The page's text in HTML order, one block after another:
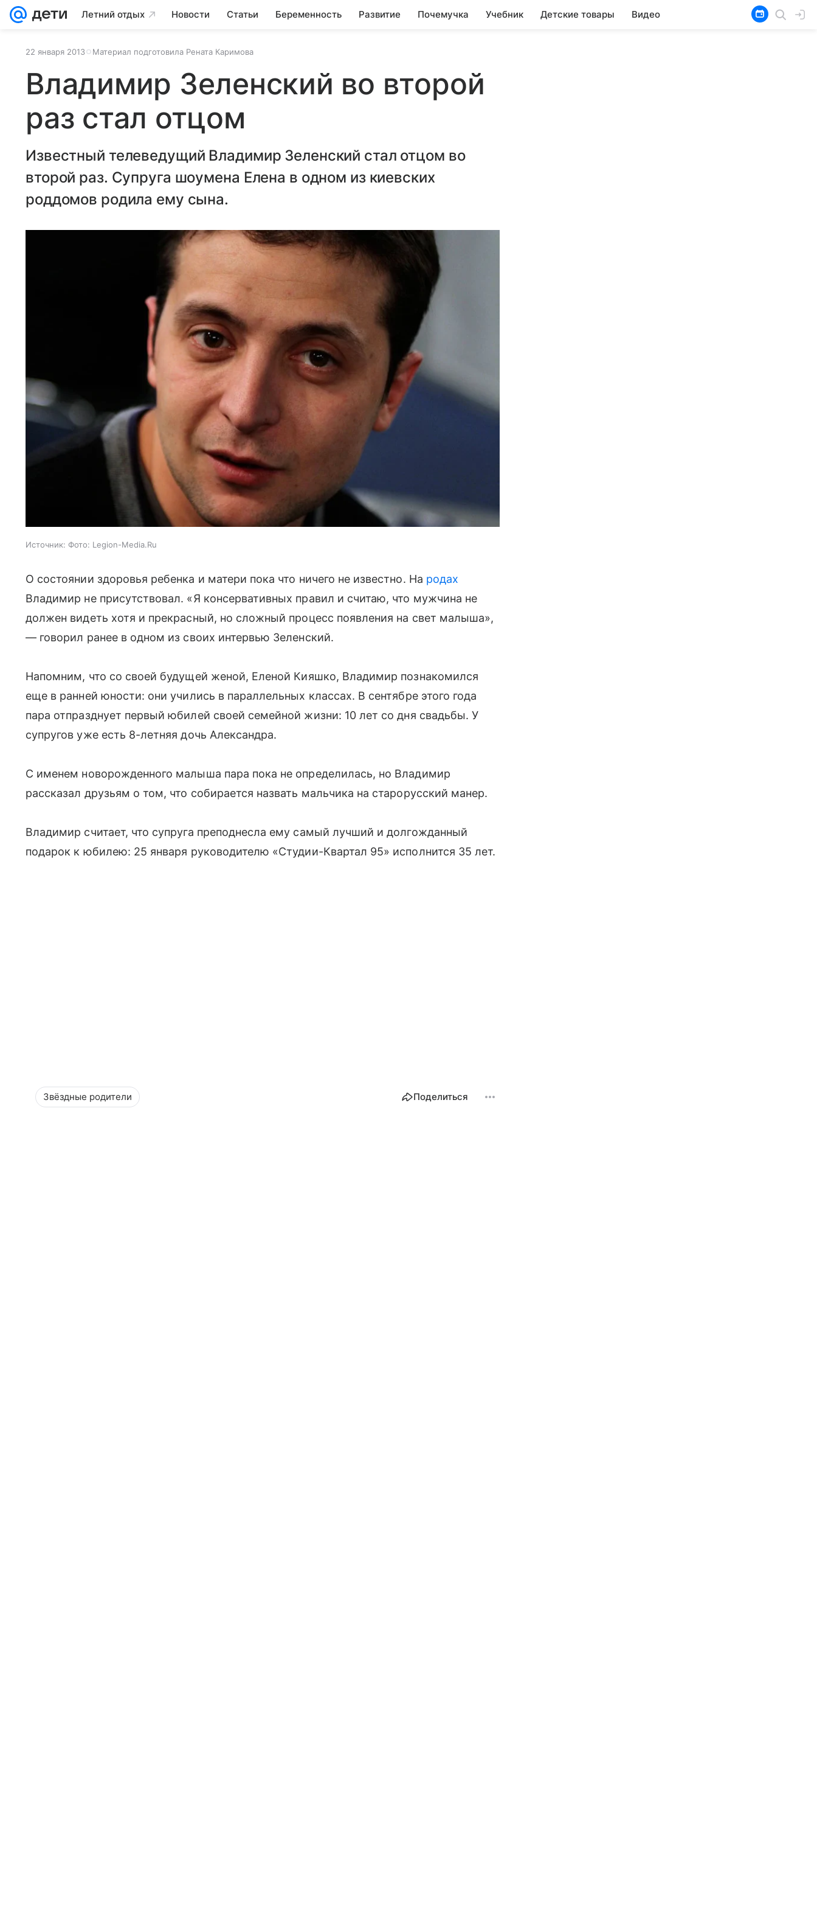
Летний отдых Новости Статьи Беременность Развитие Почемучка Учебник Детские товары Видео
22 января 2013 Материал подготовила Рената Каримова
Владимир Зеленский во второй
раз стал отцом
Известный телеведущий Владимир Зеленский стал отцом во
второй раз. Супруга шоумена Елена в одном из киевских
роддомов родила ему сына.
Источник: Фото: Legion-Media.Ru
О состоянии здоровья ребенка и матери пока что ничего не известно. На родах
Владимир не присутствовал. «Я консервативных правил и считаю, что мужчина не
должен видеть хотя и прекрасный, но сложный процесс появления на свет малыша»,
— говорил ранее в одном из своих интервью Зеленский.
Напомним, что со своей будущей женой, Еленой Кияшко, Владимир познакомился
еще в ранней юности: они учились в параллельных классах. В сентябре этого года
пара отпразднует первый юбилей своей семейной жизни: 10 лет со дня свадьбы. У
супругов уже есть 8-летняя дочь Александра.
С именем новорожденного малыша пара пока не определилась, но Владимир
рассказал друзьям о том, что собирается назвать мальчика на старорусский манер.
Владимир считает, что супруга преподнесла ему самый лучший и долгожданный
подарок к юбилею: 25 января руководителю «Студии-Квартал 95» исполнится 35 лет.
Звёздные родители Поделиться